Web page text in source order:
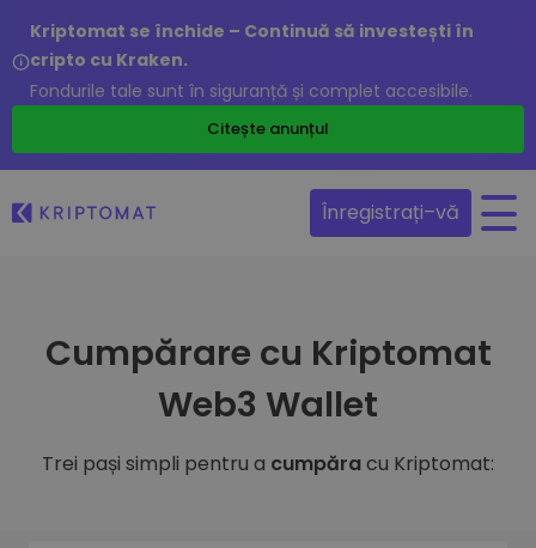
Kriptomat se închide – Continuă să investești în
cripto cu Kraken.
Fondurile tale sunt în siguranță și complet accesibile.
Citește anunțul
Înregistrați–vă
Cumpărare cu Kriptomat
Web3 Wallet
Trei pași simpli pentru a cumpăracu Kriptomat: